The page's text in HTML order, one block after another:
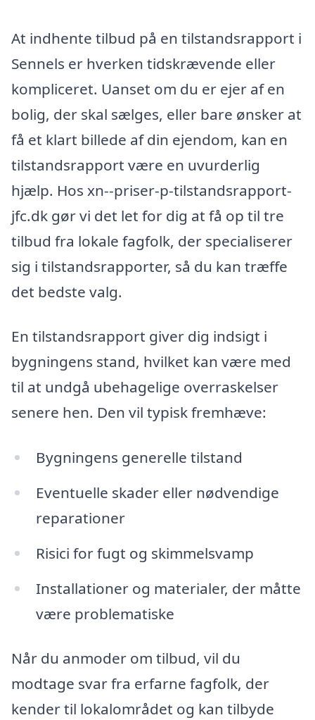
At indhente tilbud på en tilstandsrapport i
Sennels er hverken tidskrævende eller
kompliceret. Uanset om du er ejer af en
bolig, der skal sælges, eller bare ønsker at
få et klart billede af din ejendom, kan en
tilstandsrapport være en uvurderlig
hjælp. Hos xn--priser-p-tilstandsrapport-
jfc.dk gør vi det let for dig at få op til tre
tilbud fra lokale fagfolk, der specialiserer
sig i tilstandsrapporter, så du kan træffe
det bedste valg.
En tilstandsrapport giver dig indsigt i
bygningens stand, hvilket kan være med
til at undgå ubehagelige overraskelser
senere hen. Den vil typisk fremhæve:
Bygningens generelle tilstand
Eventuelle skader eller nødvendige
reparationer
Risici for fugt og skimmelsvamp
Installationer og materialer, der måtte
være problematiske
Når du anmoder om tilbud, vil du
modtage svar fra erfarne fagfolk, der
kender til lokalområdet og kan tilbyde